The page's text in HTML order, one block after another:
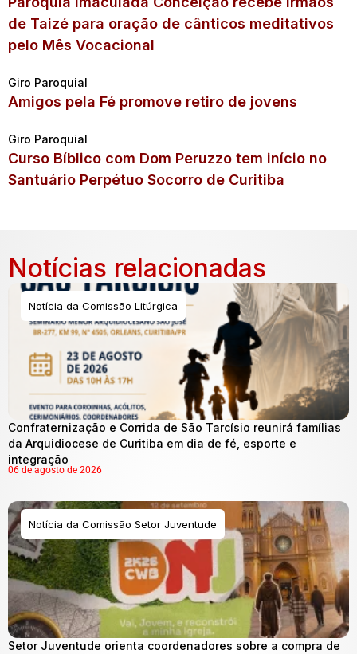
de Taizé para oração de cânticos meditativos
pelo Mês Vocacional
Giro Paroquial
Amigos pela Fé promove retiro de jovens
Giro Paroquial
Curso Bíblico com Dom Peruzzo tem início no
Santuário Perpétuo Socorro de Curitiba
Notícias relacionadas
Notícia da Comissão Litúrgica
Confraternização e Corrida de São Tarcísio reunirá famílias
da Arquidiocese de Curitiba em dia de fé, esporte e
integração
06 de agosto de 2026
Notícia da Comissão Setor Juventude
Setor Juventude orienta coordenadores sobre a compra de